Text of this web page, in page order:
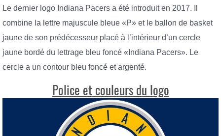
Le dernier logo Indiana Pacers a été introduit en 2017. Il
combine la lettre majuscule bleue «P» et le ballon de basket
jaune de son prédécesseur placé à l’intérieur d’un cercle
jaune bordé du lettrage bleu foncé «Indiana Pacers». Le
cercle a un contour bleu foncé et argenté.
Police et couleurs du logo